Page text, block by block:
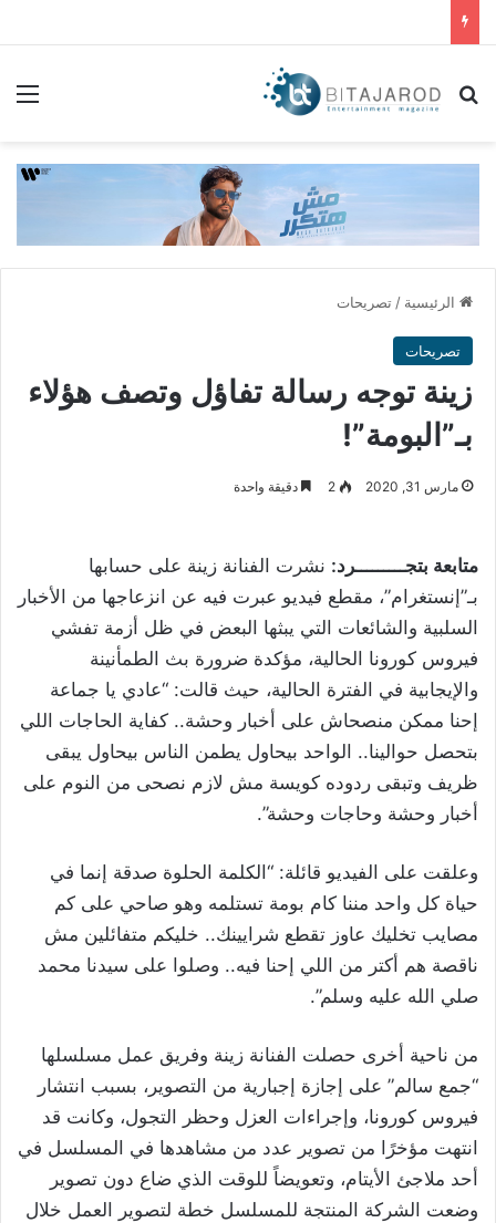
بحث عن
الرئيسية / تصريحات
تصريحات
زينة توجه رسالة تفاؤل وتصف هؤلاء
بـ”البومة”!
مارس 31, 2020 2 دقيقة واحدة
متابعة بتجـــــــــرد: نشرت الفنانة زينة على حسابها
بـ”إنستغرام”، مقطع فيديو عبرت فيه عن انزعاجها من الأخبار
السلبية والشائعات التي يبثها البعض في ظل أزمة تفشي
فيروس كورونا الحالية، مؤكدة ضرورة بث الطمأنينة
والإيجابية في الفترة الحالية، حيث قالت: “عادي يا جماعة
إحنا ممكن منصحاش على أخبار وحشة.. كفاية الحاجات اللي
بتحصل حوالينا.. الواحد بيحاول يطمن الناس بيحاول يبقى
ظريف وتبقى ردوده كويسة مش لازم نصحى من النوم على
أخبار وحشة وحاجات وحشة”.
وعلقت على الفيديو قائلة: “الكلمة الحلوة صدقة إنما في
حياة كل واحد مننا كام بومة تستلمه وهو صاحي على كم
مصايب تخليك عاوز تقطع شرايينك.. خليكم متفائلين مش
ناقصة هم أكتر من اللي إحنا فيه.. وصلوا على سيدنا محمد
صلي الله عليه وسلم”.
من ناحية أخرى حصلت الفنانة زينة وفريق عمل مسلسلها
“جمع سالم” على إجازة إجبارية من التصوير، بسبب انتشار
فيروس كورونا، وإجراءات العزل وحظر التجول، وكانت قد
انتهت مؤخرًا من تصوير عدد من مشاهدها في المسلسل في
أحد ملاجئ الأيتام، وتعويضاً للوقت الذي ضاع دون تصوير
وضعت الشركة المنتجة للمسلسل خطة لتصوير العمل خلال